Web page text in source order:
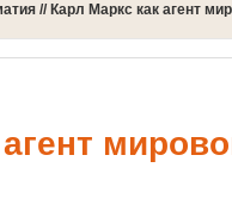
// Карл Маркс как агент